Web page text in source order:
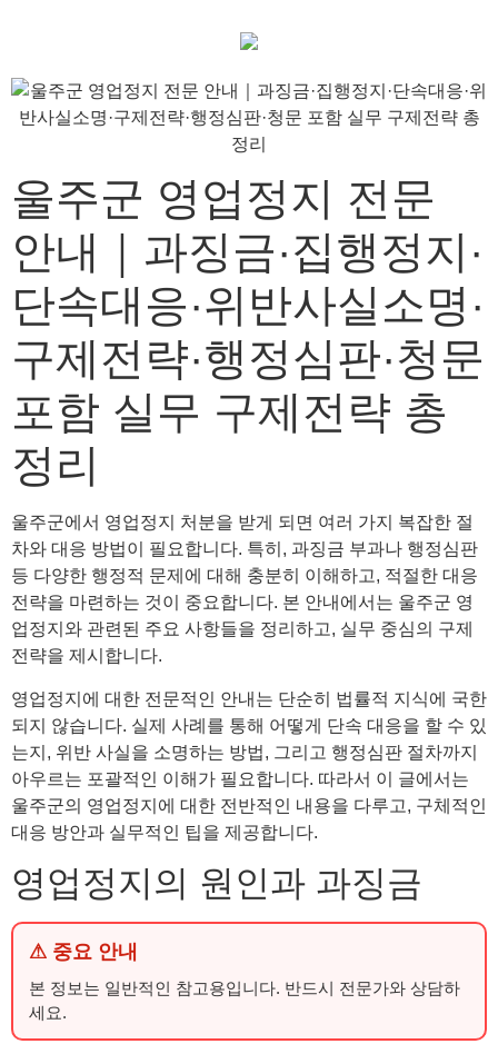
울주군 영업정지 전문
안내｜과징금·집행정지·
단속대응·위반사실소명·
구제전략·행정심판·청문
포함 실무 구제전략 총
정리
울주군에서 영업정지 처분을 받게 되면 여러 가지 복잡한 절
차와 대응 방법이 필요합니다. 특히, 과징금 부과나 행정심판
등 다양한 행정적 문제에 대해 충분히 이해하고, 적절한 대응
전략을 마련하는 것이 중요합니다. 본 안내에서는 울주군 영
업정지와 관련된 주요 사항들을 정리하고, 실무 중심의 구제
전략을 제시합니다.
영업정지에 대한 전문적인 안내는 단순히 법률적 지식에 국한
되지 않습니다. 실제 사례를 통해 어떻게 단속 대응을 할 수 있
는지, 위반 사실을 소명하는 방법, 그리고 행정심판 절차까지
아우르는 포괄적인 이해가 필요합니다. 따라서 이 글에서는
울주군의 영업정지에 대한 전반적인 내용을 다루고, 구체적인
대응 방안과 실무적인 팁을 제공합니다.
영업정지의 원인과 과징금
⚠ 중요 안내
본 정보는 일반적인 참고용입니다. 반드시 전문가와 상담하
세요.